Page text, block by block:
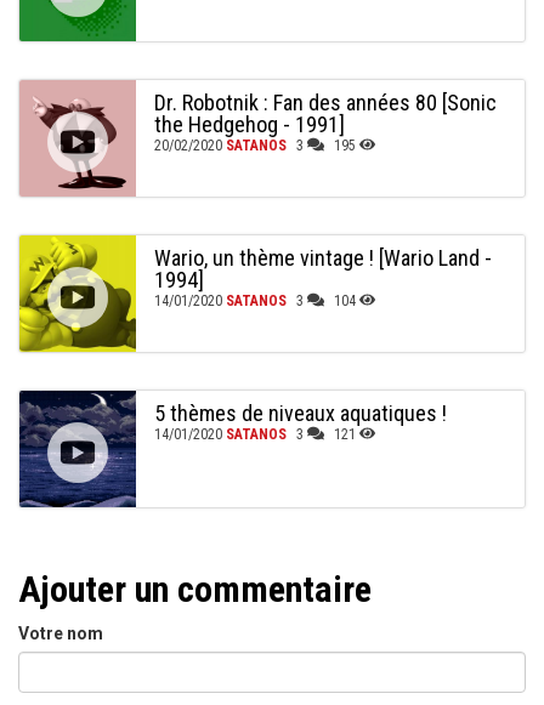
Dr. Robotnik : Fan des années 80 [Sonic
the Hedgehog - 1991]
20/02/2020 SATANOS 3 195
Wario, un thème vintage ! [Wario Land -
1994]
14/01/2020 SATANOS 3 104
5 thèmes de niveaux aquatiques !
14/01/2020 SATANOS 3 121
Ajouter un commentaire
Votre nom